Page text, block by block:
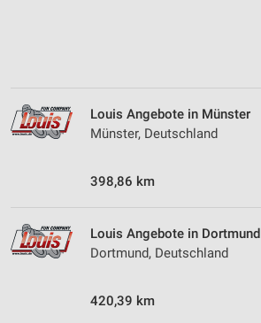
Louis Angebote in Münster
Münster, Deutschland
398,86 km
Louis Angebote in Dortmund
Dortmund, Deutschland
420,39 km